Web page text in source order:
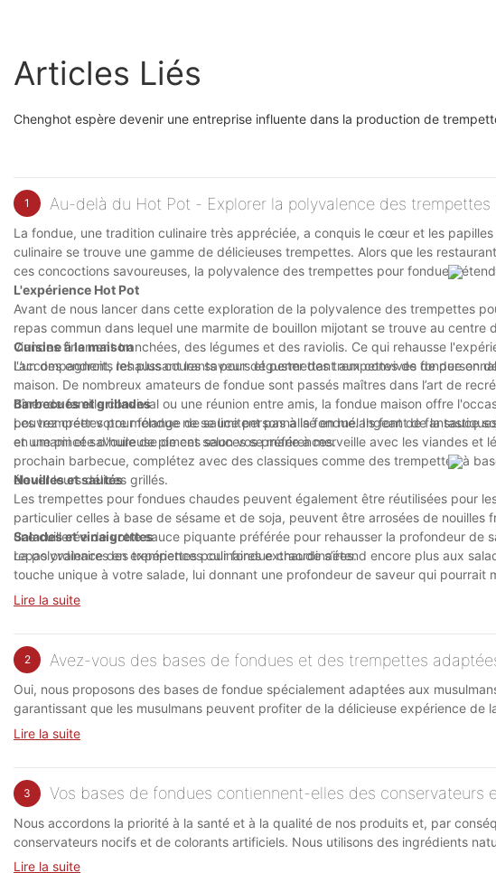
Articles Liés
Chenghot espère devenir une entreprise influente dans la production de
1 Au-delà du Hot Pot - Explorer la polyvalence des trempettes
La fondue, une tradition culinaire très appréciée, a conquis le cœur et les
culinaire se trouve une gamme de délicieuses trempettes. Alors que les
ces concoctions savoureuses, la polyvalence des trempettes pour fondue
L'expérience Hot Pot
Avant de nous lancer dans cette exploration de la polyvalence des trempettes
repas commun dans lequel une marmite de bouillon mijotant se trouve au
viandes finement tranchées, des légumes et des raviolis. Ce qui rehausse
l'accompagnent, rehaussant les saveurs et permettant aux convives de
Cuisine à la maison
L’un des endroits les plus courants pour déguster des trempettes de fondue en
maison. De nombreux amateurs de fondue sont passés maîtres dans l’art de
dîner de famille convivial ou une réunion entre amis, la fondue maison offre
pouvez créer votre mélange de sauce personnalisé en mélangeant de la sauce
et une pincée d'huile de piment selon vos préférences.
Barbecues et grillades
Les trempettes pour fondue ne se limitent pas à la fondue. Ils font de
en umami et savoureuse de ces sauces se marie à merveille avec les viandes
prochain barbecue, complétez avec des classiques comme des trempettes à
élever leurs délices grillés.
Nouilles et sautés
Les trempettes pour fondues chaudes peuvent également être réutilisées pour
particulier celles à base de sésame et de soja, peuvent être arrosées de nouilles
une cuillerée de votre sauce piquante préférée pour rehausser la profondeur
repas ordinaires en expériences culinaires extraordinaires.
Salades et vinaigrettes
La polyvalence des trempettes pour fondue chaude s’étend encore plus aux
touche unique à votre salade, lui donnant une profondeur de saveur qui
trempettes préférées avec des ingrédients comme du vinaigre, du miel ou du
Lire la suite
2 Avez-vous des bases de fondues et des trempettes
Oui, nous proposons des bases de fondue spécialement adaptées aux
garantissant que les musulmans peuvent profiter de la délicieuse expérience de
Lire la suite
3 Vos bases de fondues contiennent-elles des conservateurs
Nous accordons la priorité à la santé et à la qualité de nos produits et, par
conservateurs nocifs et de colorants artificiels. Nous utilisons des ingrédients
pour garantir la sécurité et l'hygiène de nos produits.
Lire la suite